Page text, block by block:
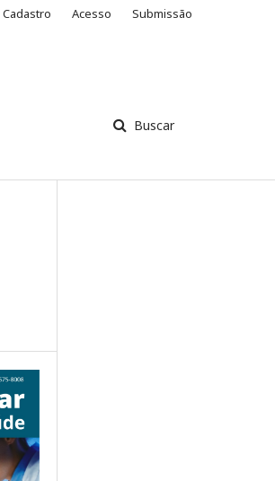
Buscar
Cadastro Acesso Submissão